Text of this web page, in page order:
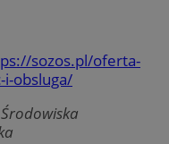
sozos.pl/oferta-
obsluga/